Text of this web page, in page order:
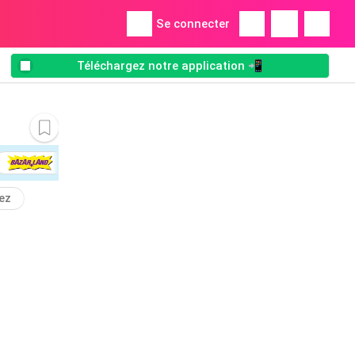
Se connecter
Téléchargez notre application 📲